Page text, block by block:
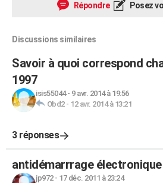
Répondre Posez
Discussions similaires
Savoir à quoi correspond
1997
isis55044- 9 avr. 2014 à 19:56
Obd2- 12 avr. 2014 à 13:21
3 réponses
antidémarrrage
jp972- 17 déc. 2011 à 23:24